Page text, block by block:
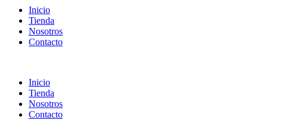
Inicio
Tienda
Nosotros
Contacto
Inicio
Tienda
Nosotros
Contacto